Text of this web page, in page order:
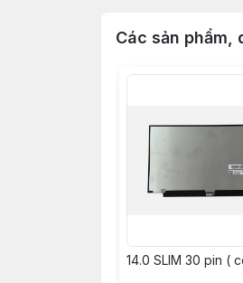
Các sản phẩm,
14.0 SLIM 30 pin (